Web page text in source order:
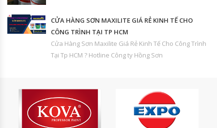
CỬA HÀNG SƠN MAXILITE GIÁ RẺ KINH TẾ CHO
CÔNG TRÌNH TẠI TP HCM
Cửa Hàng Sơn Maxilite Giá Rẻ Kinh Tế Cho Công Trình
Tại Tp HCM ? Hotline Công ty Hồng Sơn